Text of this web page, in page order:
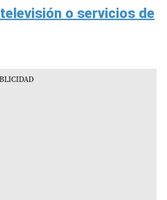
televisión o servicios de